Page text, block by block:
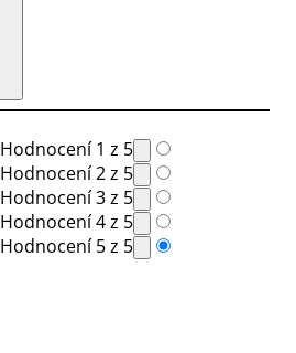
Hodnocení 1 z 5
Hodnocení 2 z 5
Hodnocení 3 z 5
Hodnocení 4 z 5
Hodnocení 5 z 5